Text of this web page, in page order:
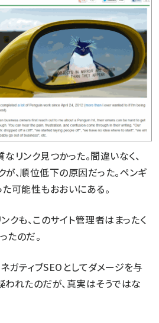
リンク見つかった。間違いなく、
、順位低下の原因だった。ペンギ
可能性もおおいにある。
クも、このサイト管理者はまったく
たのだ。
ガティブSEOとしてダメージを与
われたのだが、真実はそうではな